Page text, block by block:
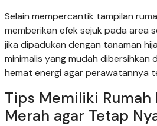
Selain mempercantik tampilan
memberikan efek sejuk pada area
jika dipadukan dengan tanaman
minimalis yang mudah dibersihkan
hemat energi agar perawatannya
Tips Memiliki Rumah
Merah agar Tetap